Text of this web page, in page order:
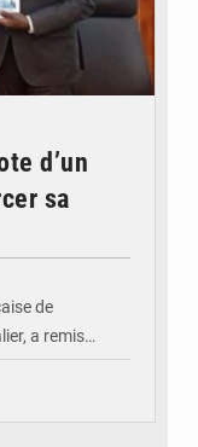
d’un
sa
de
a remis…